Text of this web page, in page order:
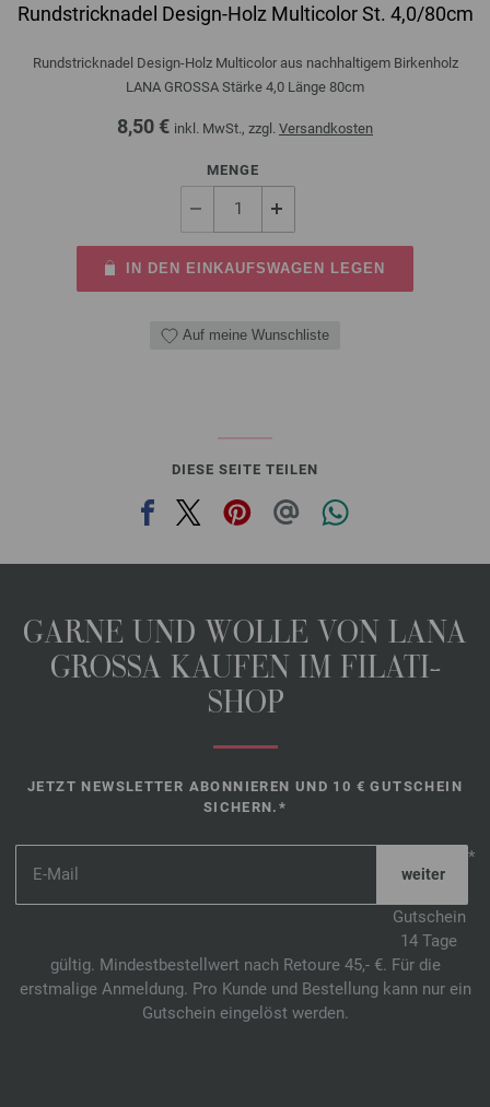
Rundstricknadel Design-Holz Multicolor St. 4,0/80cm
Rundstricknadel Design-Holz Multicolor aus nachhaltigem Birkenholz
LANA GROSSA Stärke 4,0 Länge 80cm
8,50 € inkl. MwSt., zzgl. Versandkosten
MENGE
IN DEN EINKAUFSWAGEN LEGEN
Auf meine Wunschliste
DIESE SEITE TEILEN
GARNE UND WOLLE VON LANA
GROSSA KAUFEN IM FILATI-
SHOP
JETZT NEWSLETTER ABONNIEREN UND 10 € GUTSCHEIN
SICHERN.*
*
Gutschein
14 Tage
gültig. Mindestbestellwert nach Retoure 45,- €. Für die
erstmalige Anmeldung. Pro Kunde und Bestellung kann nur ein
Gutschein eingelöst werden.